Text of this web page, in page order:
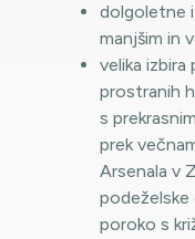
dolgoletne
manjšim in
velika
prostranih
s
prek
Arsenala v
podeželske
poroko s